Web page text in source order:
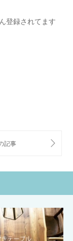
登録されてます